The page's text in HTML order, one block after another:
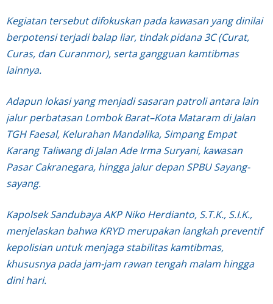
Kegiatan tersebut difokuskan pada kawasan yang dinilai
berpotensi terjadi balap liar, tindak pidana 3C (Curat,
Curas, dan Curanmor), serta gangguan kamtibmas
lainnya.
Adapun lokasi yang menjadi sasaran patroli antara lain
jalur perbatasan Lombok Barat–Kota Mataram di Jalan
TGH Faesal, Kelurahan Mandalika, Simpang Empat
Karang Taliwang di Jalan Ade Irma Suryani, kawasan
Pasar Cakranegara, hingga jalur depan SPBU Sayang-
sayang.
Kapolsek Sandubaya AKP Niko Herdianto, S.T.K., S.I.K.,
menjelaskan bahwa KRYD merupakan langkah preventif
kepolisian untuk menjaga stabilitas kamtibmas,
khususnya pada jam-jam rawan tengah malam hingga
dini hari.